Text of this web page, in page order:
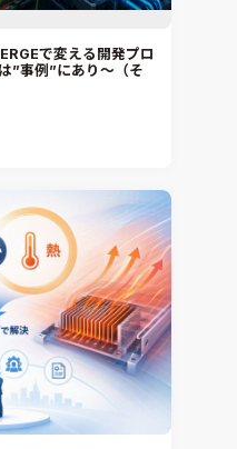
で変える開発プロ
”事例”にあり～（そ